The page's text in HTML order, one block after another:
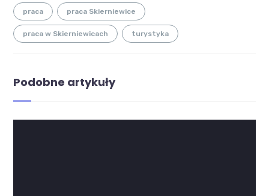
praca praca Skierniewice
praca w Skierniewicach turystyka
Podobne artykuły